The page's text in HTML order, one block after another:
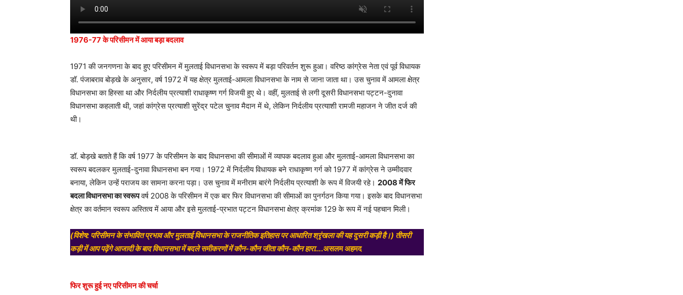
1976-77 के परिसीमन में आया बड़ा बदलाव
1971 की जनगणना के बाद हुए परिसीमन में मुलताई विधानसभा के स्वरूप में बड़ा परिवर्तन शुरू हुआ। वरिष्ठ कांग्रेस नेता एवं पूर्व विधायक
डॉ. पंजाबराव बोड़खे के अनुसार, वर्ष 1972 में यह क्षेत्र मुलताई-आमला विधानसभा के नाम से जाना जाता था। उस चुनाव में आमला क्षेत्र
विधानसभा का हिस्सा था और निर्दलीय प्रत्याशी राधाकृष्ण गर्ग विजयी हुए थे। वहीं, मुलताई से लगी दूसरी विधानसभा पट्टन-दुनावा
विधानसभा कहलाती थी, जहां कांग्रेस प्रत्याशी सुरेंद्र पटेल चुनाव मैदान में थे, लेकिन निर्दलीय प्रत्याशी रामजी महाजन ने जीत दर्ज की
थी।
डॉ. बोड़खे बताते हैं कि वर्ष 1977 के परिसीमन के बाद विधानसभा की सीमाओं में व्यापक बदलाव हुआ और मुलताई-आमला विधानसभा का
स्वरूप बदलकर मुलताई-दुनावा विधानसभा बन गया। 1972 में निर्दलीय विधायक बने राधाकृष्ण गर्ग को 1977 में कांग्रेस ने उम्मीदवार
बनाया, लेकिन उन्हें पराजय का सामना करना पड़ा। उस चुनाव में मनीराम बारंगे निर्दलीय प्रत्याशी के रूप में विजयी रहे। 2008 में फिर
बदला विधानसभा का स्वरूपवर्ष 2008 के परिसीमन में एक बार फिर विधानसभा की सीमाओं का पुनर्गठन किया गया। इसके बाद विधानसभा
क्षेत्र का वर्तमान स्वरूप अस्तित्व में आया और इसे मुलताई-प्रभात पट्टन विधानसभा क्षेत्र क्रमांक 129 के रूप में नई पहचान मिली।
(विशेष: परिसीमन के संभावित प्रभाव और मुलताई विधानसभा के राजनीतिक इतिहास पर आधारित श्रृंखला की यह दुसरी कड़ी है।) तीसरी
कड़ी में आपपढ़ेंगे आजादी के बाद विधानसभा में बदले समीकरणों में कौन-कौन जीता कौन-कौन हारा….असलम अहमद
फिर शुरू हुई नए परिसीमन की चर्चा